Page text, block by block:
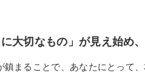
大切なもの」が見え始め
鎮まることで、あなたにとって